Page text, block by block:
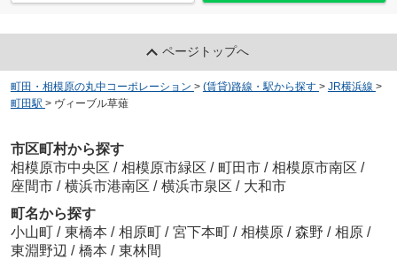
ページトップへ
町田・相模原の丸中コーポレーション > (賃貸)路線・駅から探す > JR横浜線 >
町田駅 > ヴィーブル草薙
市区町村から探す
相模原市中央区 / 相模原市緑区 / 町田市 / 相模原市南区 /
座間市 / 横浜市港南区 / 横浜市泉区 / 大和市
町名から探す
小山町 / 東橋本 / 相原町 / 宮下本町 / 相模原 / 森野 / 相原 /
東淵野辺 / 橋本 / 東林間